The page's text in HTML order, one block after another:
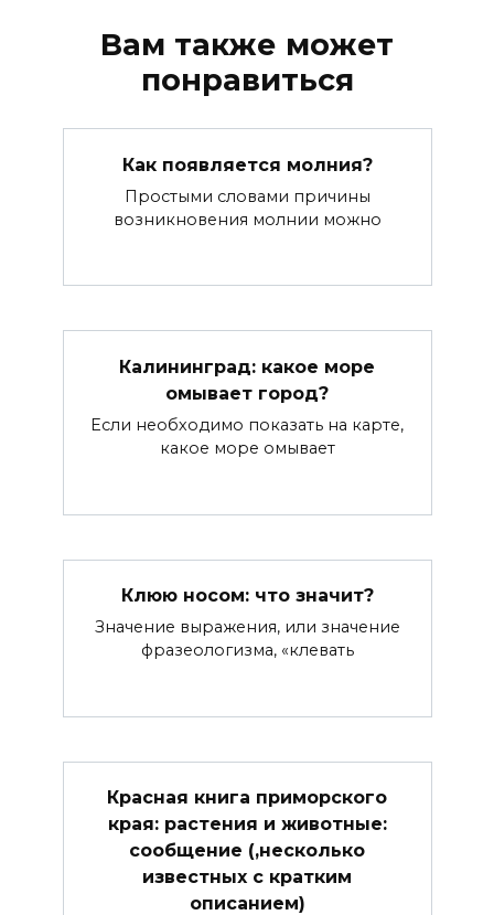
Вам также может
понравиться
Как появляется молния?
Простыми словами причины
возникновения молнии можно
Калининград: какое море
омывает город?
Если необходимо показать на карте,
какое море омывает
Клюю носом: что значит?
Значение выражения, или значение
фразеологизма, «клевать
Красная книга приморского
края: растения и животные:
сообщение (,несколько
известных с кратким
описанием)